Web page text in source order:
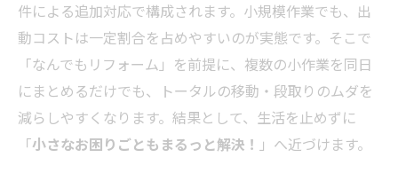
件による追加対応で構成されます。小規模作業でも、出
動コストは一定割合を占めやすいのが実態です。そこで
「なんでもリフォーム」を前提に、複数の小作業を同日
にまとめるだけでも、トータルの移動・段取りのムダを
減らしやすくなります。結果として、生活を止めずに
「小さなお困りごともまるっと解決！ 」へ近づけます。